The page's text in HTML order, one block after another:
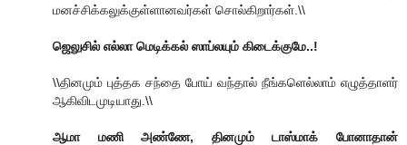
மனச்சிக்கலுக்குள்ளானவர்கள் சொல்கிறார்கள்.\\
ஜெலுசில் எல்லா மெடிக்கல் ஸாப்லயும் கிடைக்குமே..!
\\தினமும் புத்தக சந்தை போய் வந்தால் நீங்களெல்லாம் எழுத்தாளர்
ஆகிவிடமுடியாது.\\
ஆமா மணி அண்ணே, தினமும் டாஸ்மாக் போனாதான்